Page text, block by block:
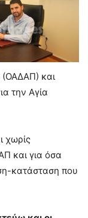
(ΟΑΔΑΠ) και
την Αγία
χωρίς
και για όσα
κατάσταση που